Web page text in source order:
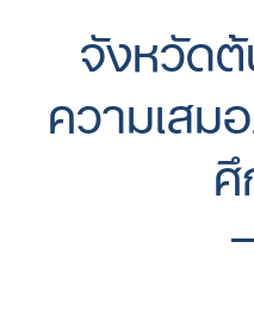
จังหวัด
ความเสม